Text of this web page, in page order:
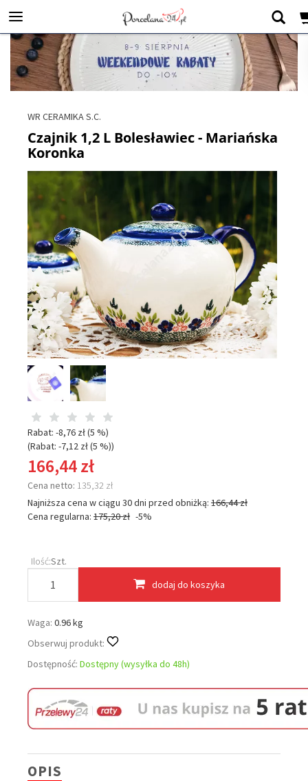
WR CERAMIKA S.C.
Czajnik 1,2 L Bolesławiec - Mariańska
Koronka
Rabat: -8,76 zł(5 %)
(Rabat: -7,12 zł(5 %))
166,44 zł
Cena netto: 135,32 zł
Najniższa cena w ciągu 30 dni przed obniżką: 166,44 zł
Cena regularna: 175,20 zł -5%
Ilość:Szt.
dodaj do koszyka
Waga: 0.96 kg
Obserwuj produkt:
Dostępność: Dostępny (wysyłka do 48h)
OPIS